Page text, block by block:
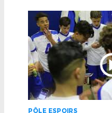
PÔLE ESPOIRS